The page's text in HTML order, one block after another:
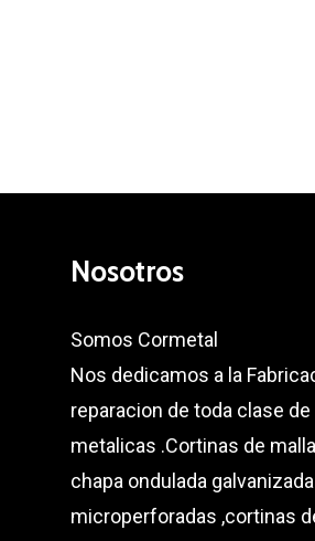
Nosotros
Somos Cormetal
Nos dedicamos a la
reparacion de toda clase
metalicas .Cortinas de
chapa ondulada
microperforadas ,cortinas